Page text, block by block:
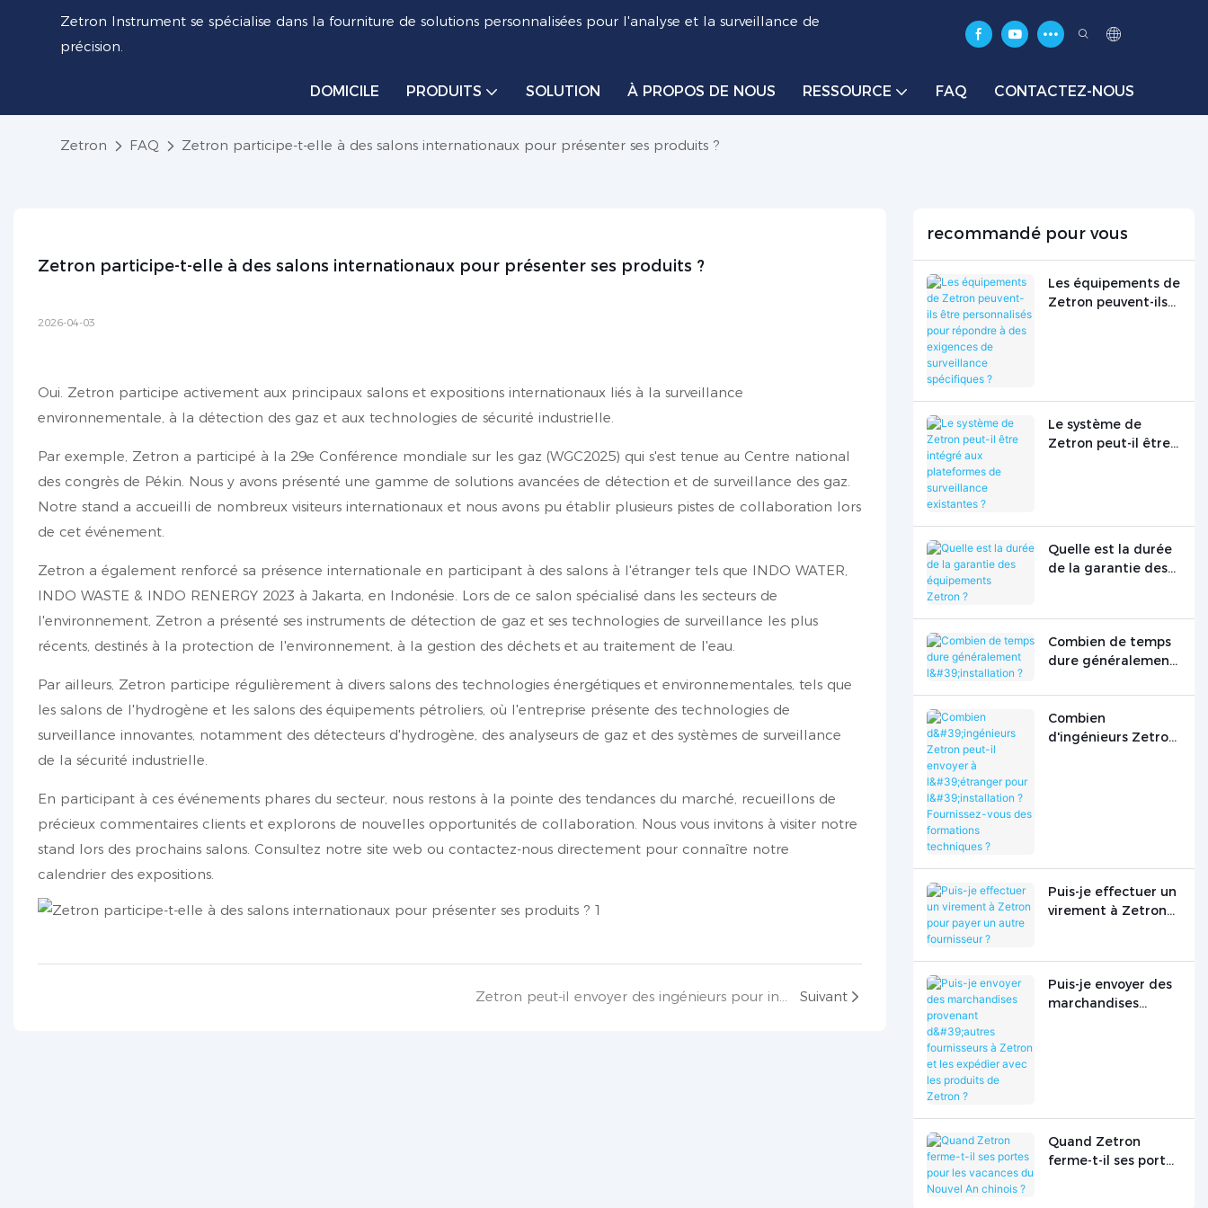
Zetron Instrument se spécialise dans la fourniture de solutions personnalisées pour l'analyse et la surveillance de
précision.
DOMICILE PRODUITS SOLUTION À PROPOS DE NOUS RESSOURCE FAQ CONTACTEZ-NOUS
Zetron FAQ Zetron participe-t-elle à des salons internationaux pour présenter ses produits ?
Zetron participe-t-elle à des salons internationaux pour présenter ses produits ?
2026-04-03
Oui. Zetron participe activement aux principaux salons et expositions internationaux liés à la surveillance
environnementale, à la détection des gaz et aux technologies de sécurité industrielle.
Par exemple, Zetron a participé à la 29e Conférence mondiale sur les gaz (WGC2025) qui s'est tenue au Centre national
des congrès de Pékin. Nous y avons présenté une gamme de solutions avancées de détection et de surveillance des gaz.
Notre stand a accueilli de nombreux visiteurs internationaux et nous avons pu établir plusieurs pistes de collaboration lors
de cet événement.
Zetron a également renforcé sa présence internationale en participant à des salons à l'étranger tels que INDO WATER,
INDO WASTE & INDO RENERGY 2023 à Jakarta, en Indonésie. Lors de ce salon spécialisé dans les secteurs de
l'environnement, Zetron a présenté ses instruments de détection de gaz et ses technologies de surveillance les plus
récents, destinés à la protection de l'environnement, à la gestion des déchets et au traitement de l'eau.
Par ailleurs, Zetron participe régulièrement à divers salons des technologies énergétiques et environnementales, tels que
les salons de l'hydrogène et les salons des équipements pétroliers, où l'entreprise présente des technologies de
surveillance innovantes, notamment des détecteurs d'hydrogène, des analyseurs de gaz et des systèmes de surveillance
de la sécurité industrielle.
En participant à ces événements phares du secteur, nous restons à la pointe des tendances du marché, recueillons de
précieux commentaires clients et explorons de nouvelles opportunités de collaboration. Nous vous invitons à visiter notre
stand lors des prochains salons. Consultez notre site web ou contactez-nous directement pour connaître notre
calendrier des expositions.
Suivant
recommandé pour vous
Les équipements de
Zetron peuvent-ils
Le système de
Zetron peut-il être
Quelle est la durée
de la garantie des
Combien de temps
dure généralement
Combien
d'ingénieurs Zetron
Puis-je effectuer un
virement à Zetron
Puis-je envoyer des
marchandises
Zetron ?
Quand Zetron
ferme-t-il ses portes